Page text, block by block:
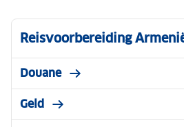
Reisvoorbereiding
Douane
Geld